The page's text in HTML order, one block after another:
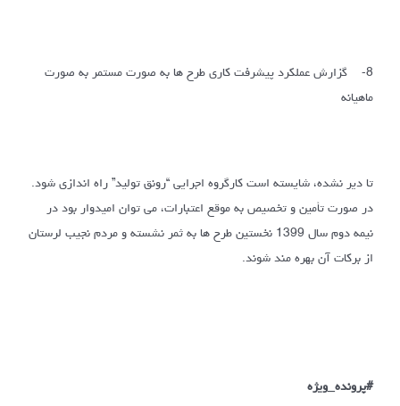
8- گزارش عملکرد پیشرفت کاری طرح ها به صورت مستمر به صورت
ماهیانه
تا دیر نشده، شایسته است کارگروه اجرایی “رونق تولید” راه اندازی شود.
در صورت تأمین و تخصیص به موقع اعتبارات، می توان امیدوار بود در
نیمه دوم سال 1399 نخستین طرح ها به ثمر نشسته و مردم نجیب لرستان
از برکات آن بهره مند شوند.
#پرونده_ویژه